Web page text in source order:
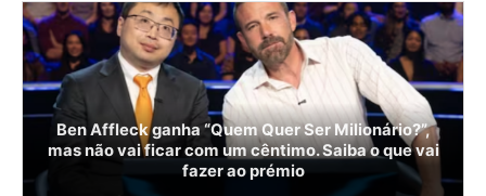
Ben Affleck ganha “Quem Quer Ser Milionário?”,
mas não vai ficar com um cêntimo. Saiba o que vai
fazer ao prémio